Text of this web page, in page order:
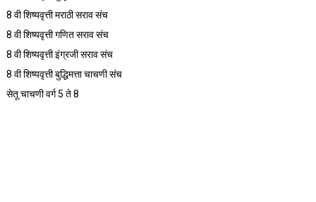
8 वी शिष्यवृत्ती मराठी सराव संच
8 वी शिष्यवृत्ती गणित सराव संच
8 वी शिष्यवृत्ती इंग्रजी सराव संच
8 वी शिष्यवृत्ती बुद्धिमत्ता चाचणी संच
सेतू चाचणी वर्ग 5 ते 8